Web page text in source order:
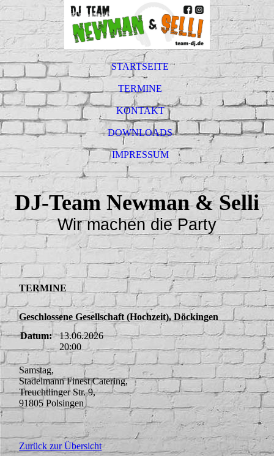
STARTSEITE
TERMINE
KONTAKT
DOWNLOADS
IMPRESSUM
DJ-Team Newman & Selli
Wir machen die Party
TERMINE
Geschlossene Gesellschaft (Hochzeit), Döckingen
Datum:
13.06.2026
20:00
Samstag,
Stadelmann Finest Catering,
Treuchtlinger Str. 9,
91805 Polsingen
Zurück zur Übersicht